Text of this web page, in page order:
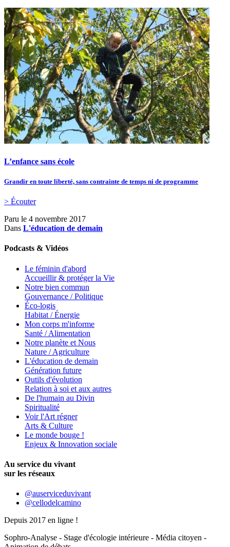
L’enfance sans école
Grandir en toute liberté, sans contrainte de temps ni de programme
> Écouter
Paru le 4 novembre 2017
Dans L'éducation de demain
Podcasts & Vidéos
Le féminin d'abord
Accueillir & protéger la Vie
Notre bien commun
Gouvernance / Politique
Éco-logis
Habitat / Énergie
Mon corps m'informe
Santé / Alimentation
Notre planète et Nous
Nature / Agriculture
L'éducation de demain
Génération future
Outils d'évolution
Relation à soi et aux autres
De l'humain au Divin
Spiritualité
Voir l'Art régner
Arts & Culture
Le monde bouge !
Enjeux & Innovation sociale
Au service du vivant
sur les réseaux
@auserviceduvivant
@cellodelcamino
Depuis 2017 en ligne !
Sophro-Analyse - Stage d'écologie intérieure - Média citoyen -